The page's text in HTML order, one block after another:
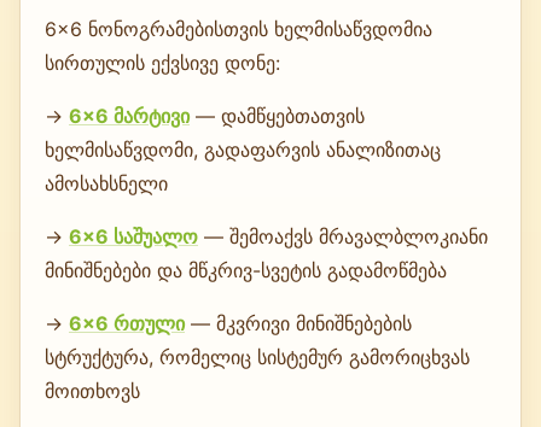
6×6 ნონოგრამებისთვის ხელმისაწვდომია
სირთულის ექვსივე დონე:
→ 6×6 მარტივი— დამწყებთათვის
ხელმისაწვდომი, გადაფარვის ანალიზითაც
ამოსახსნელი
→ 6×6 საშუალო — შემოაქვს მრავალბლოკიანი
მინიშნებები და მწკრივ-სვეტის გადამოწმება
→ 6×6 რთული— მკვრივი მინიშნებების
სტრუქტურა, რომელიც სისტემურ გამორიცხვას
მოითხოვს